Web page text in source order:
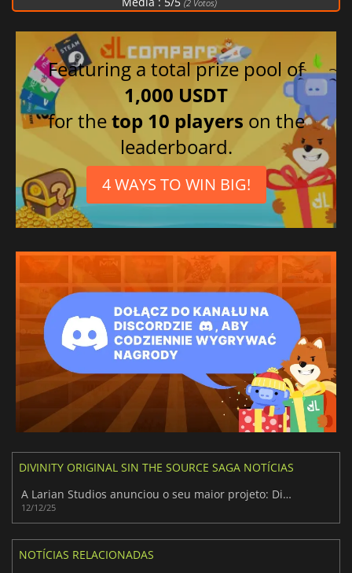
(2Votos)
Featuring a total prize pool of
1,000 USDT
for thetop 10 players on the
leaderboard.
4 WAYS TO WIN BIG!
DIVINITY ORIGINAL SIN THE SOURCE SAGA NOTÍCIAS
A Larian Studios anunciou o seu maior projeto: Divinity
12/12/25
NOTÍCIAS RELACIONADAS